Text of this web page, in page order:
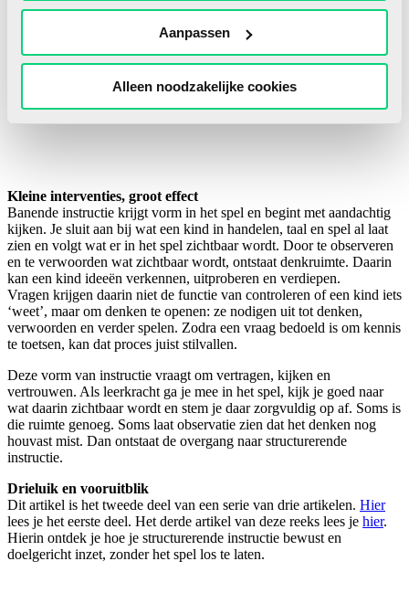
Aanpassen
Alleen noodzakelijke cookies
waardevolle informatie.
Op basis van wat je waarneemt, maak je een professioneel
afgewogen keuze: groeit het denken verder binnen het spel of vraagt
dit moment om meer houvast?
Kleine interventies, groot effect
Banende instructie krijgt vorm in het spel en begint met aandachtig
kijken. Je sluit aan bij wat een kind in handelen, taal en spel al laat
zien en volgt wat er in het spel zichtbaar wordt. Door te observeren
en te verwoorden wat zichtbaar wordt, ontstaat denkruimte. Daarin
kan een kind ideeën verkennen, uitproberen en verdiepen.
Vragen krijgen daarin niet de functie van controleren of een kind iets
‘weet’, maar om denken te openen: ze nodigen uit tot denken,
verwoorden en verder spelen. Zodra een vraag bedoeld is om kennis
te toetsen, kan dat proces juist stilvallen.
Deze vorm van instructie vraagt om vertragen, kijken en
vertrouwen. Als leerkracht ga je mee in het spel, kijk je goed naar
wat daarin zichtbaar wordt en stem je daar zorgvuldig op af. Soms is
die ruimte genoeg. Soms laat observatie zien dat het denken nog
houvast mist. Dan ontstaat de overgang naar structurerende
instructie.
Drieluik en vooruitblik
Dit artikel is het tweede deel van een serie van drie artikelen. Hier
lees je het eerste deel. Het derde artikel van deze reeks lees je hier.
Hierin ontdek je hoe je structurerende instructie bewust en
doelgericht inzet, zonder het spel los te laten.